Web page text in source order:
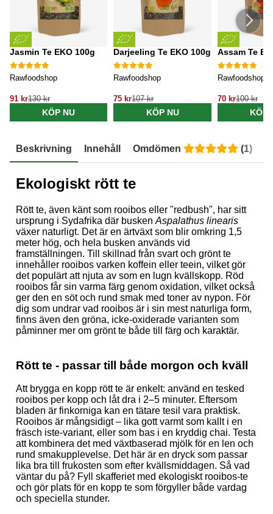
Jasmin Te EKO 100g
Rawfoodshop
91 kr130 kr
KÖP NU
Darjeeling Te EKO 100g
Rawfoodshop
75 kr107 kr
KÖP NU
Assam Te
Rawfoodshop
70 kr100 kr
KÖP
Beskrivning Innehåll Omdömen (1)
Ekologiskt rött te
Rött te, även känt som rooibos eller "redbush", har sitt
ursprung i Sydafrika där busken Aspalathus linearis
växer naturligt. Det är en ärtväxt som blir omkring 1,5
meter hög, och hela busken används vid
framställningen. Till skillnad från svart och grönt te
innehåller rooibos varken koffein eller teein, vilket gör
det populärt att njuta av som en lugn kvällskopp. Röd
rooibos får sin varma färg genom oxidation, vilket också
ger den en söt och rund smak med toner av nypon. För
dig som undrar vad rooibos är i sin mest naturliga form,
finns även den gröna, icke-oxiderade varianten som
påminner mer om grönt te både till färg och karaktär.
Rött te - passar till både morgon och kväll
Att brygga en kopp rött te är enkelt: använd en tesked
rooibos per kopp och låt dra i 2–5 minuter. Eftersom
bladen är finkorniga kan en tätare tesil vara praktisk.
Rooibos är mångsidigt – lika gott varmt som kallt i en
fräsch iste-variant, eller som bas i en kryddig chai. Testa
att kombinera det med växtbaserad mjölk för en len och
rund smakupplevelse. Det här är en dryck som passar
lika bra till frukosten som efter kvällsmiddagen. Så vad
väntar du på? Fyll skafferiet med ekologiskt rooibos-te
och gör plats för en kopp te som förgyller både vardag
och speciella stunder.